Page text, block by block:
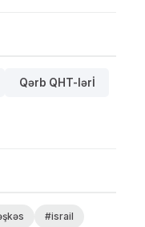
Qərb QHT-lərİ
#israil